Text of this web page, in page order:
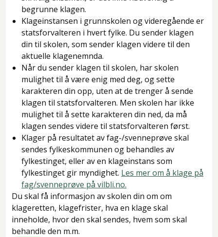
begrunne klagen.
Klageinstansen i grunnskolen og videregående er
statsforvalteren i hvert fylke. Du sender klagen
din til skolen, som sender klagen videre til den
aktuelle klagenemnda.
Når du sender klagen til skolen, har skolen
mulighet til å være enig med deg, og sette
karakteren din opp, uten at de trenger å sende
klagen til statsforvalteren. Men skolen har ikke
mulighet til å sette karakteren din ned, da må
klagen sendes videre til statsforvalteren først.
Klager på resultatet av fag-/svenneprøve skal
sendes fylkeskommunen og behandles av
fylkestinget, eller av en klageinstans som
fylkestinget gir myndighet. Les mer om å klage på
fag/svenneprøve på vilbli.no.
Du skal få informasjon av skolen din om om
klageretten, klagefrister, hva en klage skal
inneholde, hvor den skal sendes, hvem som skal
behandle den m.m.